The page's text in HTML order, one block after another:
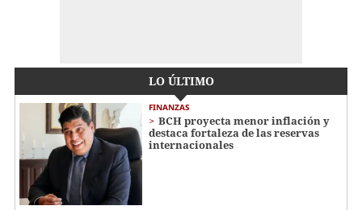
LO ÚLTIMO
FINANZAS
BCH proyecta menor inflación y
destaca fortaleza de las reservas
internacionales